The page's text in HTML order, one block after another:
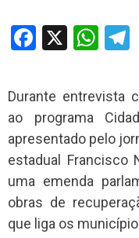
Facebook
X
Durante entrevista
ao programa
apresentado pelo
estadual Francisco
uma emenda
obras de
que liga os